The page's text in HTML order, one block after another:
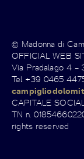
© Madonna di
OFFICIAL WEB
Via Pradalago 4 –
Tel +39 0465
CAPITALE
TN n.
rights reserved